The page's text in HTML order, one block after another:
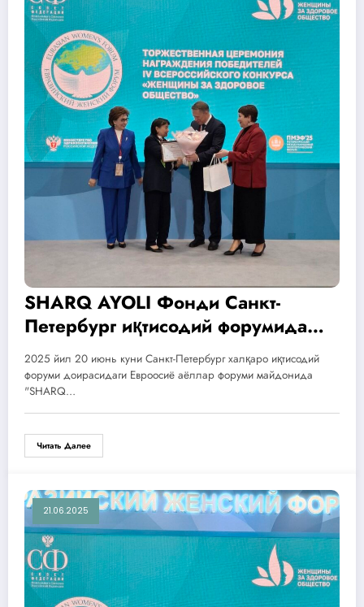
SHARQ AYOLI Фонди Санкт-
Петербург иқтисодий форумида
тақдирланди
2025 йил 20 июнь куни Санкт-Петербург халқаро иқтисодий
форуми доирасидаги Евроосиё аёллар форуми майдонида
"SHARQ…
Читать Далее
21.06.2025